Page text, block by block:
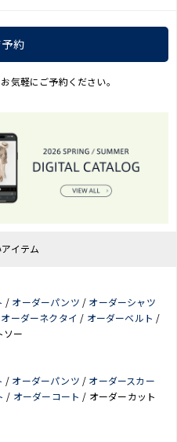
約
気軽にご予約ください。
イテム
/ オーダーパンツ / オーダーシャツ
オーダーネクタイ / オーダーベルト /
ソー
/ オーダーパンツ / オーダースカー
/ オーダーコート / オーダーカット